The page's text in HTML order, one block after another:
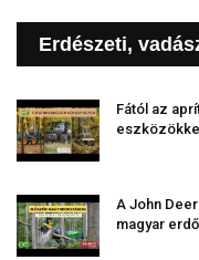
Erdészeti,
Fától az
A John
magyar